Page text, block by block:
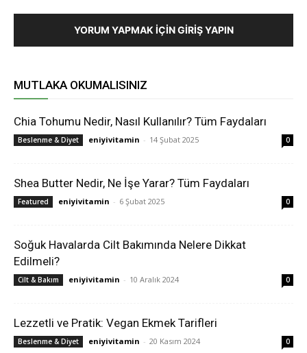
YORUM YAPMAK İÇIN GIRIŞ YAPIN
MUTLAKA OKUMALISINIZ
Chia Tohumu Nedir, Nasıl Kullanılır? Tüm Faydaları
Beslenme & Diyet eniyivitamin - 14 Şubat 2025 0
Shea Butter Nedir, Ne İşe Yarar? Tüm Faydaları
Featured eniyivitamin - 6 Şubat 2025 0
Soğuk Havalarda Cilt Bakımında Nelere Dikkat
Edilmeli?
Cilt & Bakım eniyivitamin - 10 Aralık 2024 0
Lezzetli ve Pratik: Vegan Ekmek Tarifleri
Beslenme & Diyet eniyivitamin - 20 Kasım 2024 0